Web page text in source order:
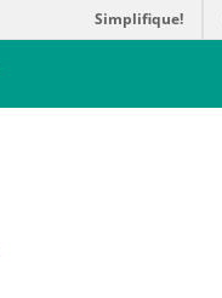
Simplifique!